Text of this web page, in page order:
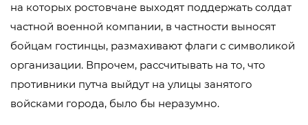
на которых ростовчане выходят поддержать солдат
частной военной компании, в частности выносят
бойцам гостинцы, размахивают флаги с символикой
организации. Впрочем, рассчитывать на то, что
противники путча выйдут на улицы занятого
войсками города, было бы неразумно.